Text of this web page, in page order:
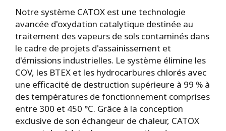
Notre système CATOX est une technologie
avancée d'oxydation catalytique destinée au
traitement des vapeurs de sols contaminés dans
le cadre de projets d'assainissement et
d'émissions industrielles. Le système élimine les
COV, les BTEX et les hydrocarbures chlorés avec
une efficacité de destruction supérieure à 99 % à
des températures de fonctionnement comprises
entre 300 et 450 °C. Grâce à la conception
exclusive de son échangeur de chaleur, CATOX